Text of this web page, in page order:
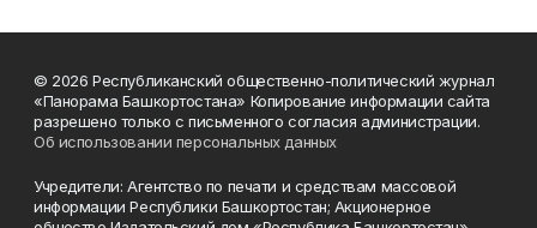
© 2026 Республиканский общественно-политический журнал
«Панорама Башкортостана» Копирование информации сайта
разрешено только с письменного согласия администрации.
Об использовании персональных данных
Учредители: Агентство по печати и средствам массовой
информации Республики Башкортостан; Акционерное